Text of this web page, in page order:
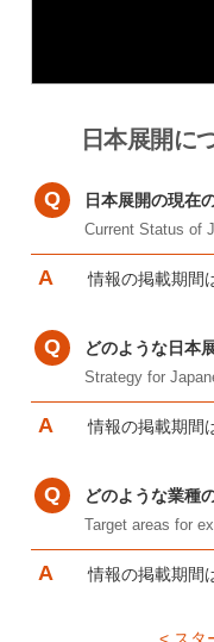
日本展開に
日本展開の現在
Current Status of
情報の掲載期間
どのような日本
Strategy for
情報の掲載期間
どのような業種
Target areas for
情報の掲載期間
< スタ